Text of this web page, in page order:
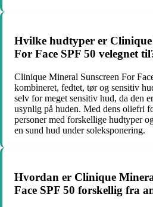
Hvilke hudtyper er
For Face SPF 50 velegnet
Clinique Mineral Sunscreen For
kombineret, fedtet, tør og sensitiv
selv for meget sensitiv hud, da den
usynlig på huden. Med dens oliefri
personer med forskellige hudtyper
en sund hud under soleksponering.
Hvordan er Clinique
Face SPF 50 forskellig fra